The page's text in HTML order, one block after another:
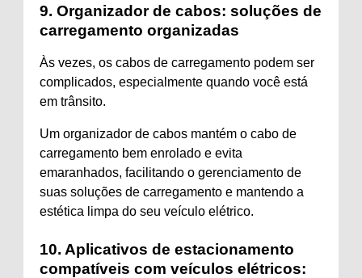
9. Organizador de cabos: soluções de
carregamento organizadas
Às vezes, os cabos de carregamento podem ser
complicados, especialmente quando você está
em trânsito.
Um organizador de cabos mantém o cabo de
carregamento bem enrolado e evita
emaranhados, facilitando o gerenciamento de
suas soluções de carregamento e mantendo a
estética limpa do seu veículo elétrico.
10. Aplicativos de estacionamento
compatíveis com veículos elétricos: